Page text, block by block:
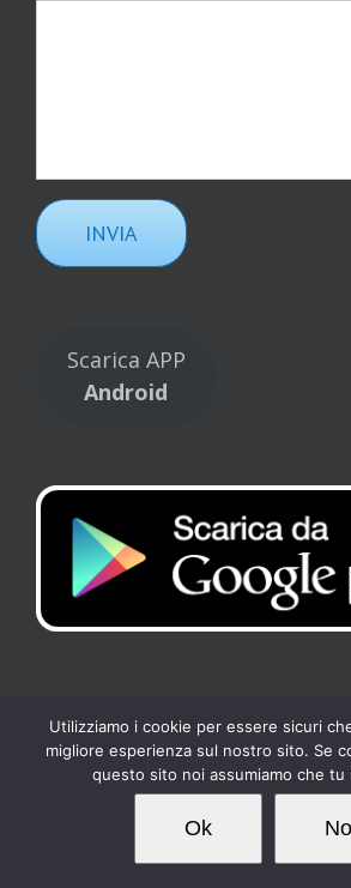
Scarica APP
Android
Copyright 2017 Tennis Club Kipling | All
Cookies| Powered byLoto
Facebook
Utilizziamo i cookie per essere sicuri
migliore esperienza sul nostro sito. Se
questo sito noi assumiamo che tu
Ok No